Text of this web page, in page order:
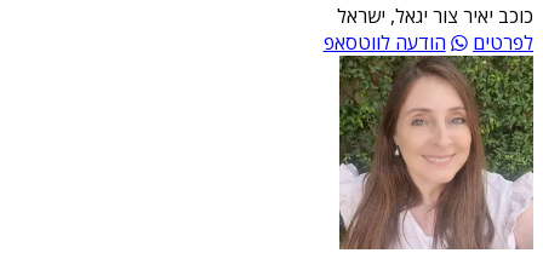
כוכב יאיר צור יגאל, ישראל
לפרטים
הודעה לווטסאפ